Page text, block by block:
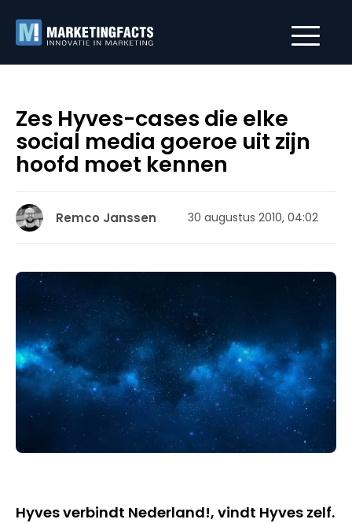
Zes Hyves-cases die elke
social media goeroe uit zijn
hoofd moet kennen
Remco Janssen 30 augustus 2010, 04:02
Hyves verbindt Nederland!, vindt Hyves zelf.